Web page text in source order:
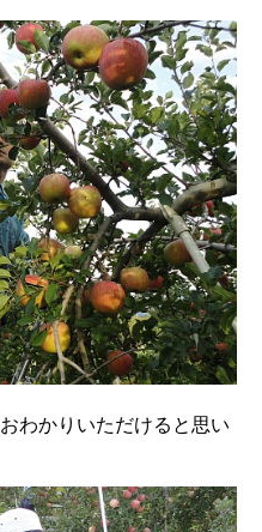
わかりいただけると思い